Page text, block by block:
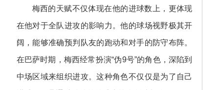
梅西的天赋不仅体现在他的进球数上，更体现
在他对于全队进攻的影响力。他的球场视野极其开
阔，能够准确预判队友的跑动和对手的防守布阵。
在巴萨时期，梅西经常扮演“伪9号”的角色，深陷到
中场区域来组织进攻。这种角色不仅仅是为了自己